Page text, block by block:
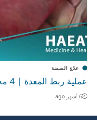
علاج السمنة
عملية ربط المعدة | 4 مخاطر طبية يجب معرفتها
6 أشهر ago